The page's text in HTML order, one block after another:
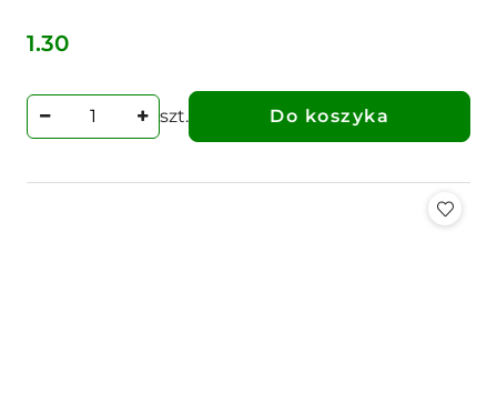
Cena:
1.30
szt. Do koszyka